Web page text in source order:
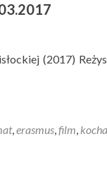
(2017)
,erasmus,film,